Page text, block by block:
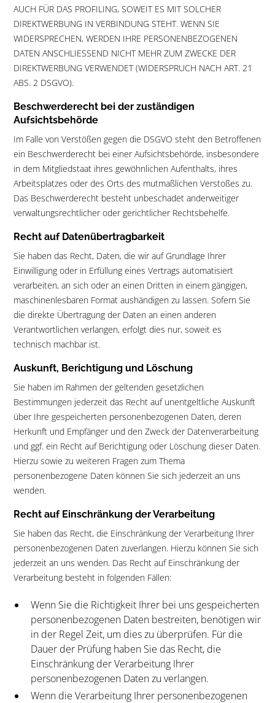
AUCH FÜR DAS PROFILING, SOWEIT ES MIT SOLCHER
DIREKTWERBUNG IN VERBINDUNG STEHT. WENN SIE
WIDERSPRECHEN, WERDEN IHRE PERSONENBEZOGENEN
DATEN ANSCHLIESSEND NICHT MEHR ZUM ZWECKE DER
DIREKTWERBUNG VERWENDET (WIDERSPRUCH NACH ART. 21
ABS. 2 DSGVO).
Beschwerderecht bei der zuständigen
Aufsichtsbehörde
Im Falle von Verstößen gegen die DSGVO steht den Betroffenen
ein Beschwerderecht bei einer Aufsichtsbehörde, insbesondere
in dem Mitgliedstaat ihres gewöhnlichen Aufenthalts, ihres
Arbeitsplatzes oder des Orts des mutmaßlichen Verstoßes zu.
Das Beschwerderecht besteht unbeschadet anderweitiger
verwaltungsrechtlicher oder gerichtlicher Rechtsbehelfe.
Recht auf Datenübertragbarkeit
Sie haben das Recht, Daten, die wir auf Grundlage Ihrer
Einwilligung oder in Erfüllung eines Vertrags automatisiert
verarbeiten, an sich oder an einen Dritten in einem gängigen,
maschinenlesbaren Format aushändigen zu lassen. Sofern Sie
die direkte Übertragung der Daten an einen anderen
Verantwortlichen verlangen, erfolgt dies nur, soweit es
technisch machbar ist.
Auskunft, Berichtigung und Löschung
Sie haben im Rahmen der geltenden gesetzlichen
Bestimmungen jederzeit das Recht auf unentgeltliche Auskunft
über Ihre gespeicherten personenbezogenen Daten, deren
Herkunft und Empfänger und den Zweck der Datenverarbeitung
und ggf. ein Recht auf Berichtigung oder Löschung dieser Daten.
Hierzu sowie zu weiteren Fragen zum Thema
personenbezogene Daten können Sie sich jederzeit an uns
wenden.
Recht auf Einschränkung der Verarbeitung
Sie haben das Recht, die Einschränkung der Verarbeitung Ihrer
personenbezogenen Daten zuverlangen. Hierzu können Sie sich
jederzeit an uns wenden. Das Recht auf Einschränkung der
Verarbeitung besteht in folgenden Fällen:
Wenn Sie die Richtigkeit Ihrer bei uns gespeicherten
personenbezogenen Daten bestreiten, benötigen wir
in der Regel Zeit, um dies zu überprüfen. Für die
Dauer der Prüfung haben Sie das Recht, die
Einschränkung der Verarbeitung Ihrer
personenbezogenen Daten zu verlangen.
Wenn die Verarbeitung Ihrer personenbezogenen